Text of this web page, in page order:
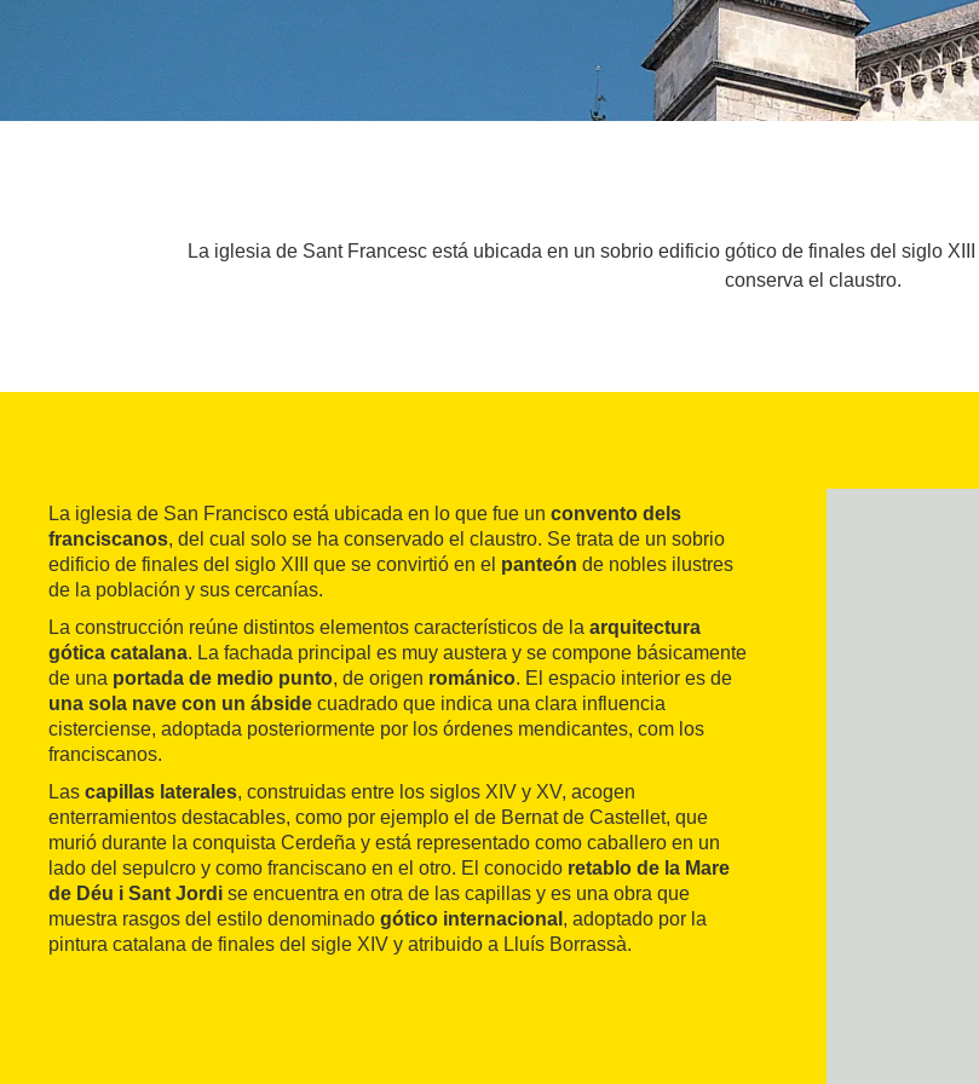
La iglesia de Sant Francesc está ubicada en un sobrio edificio gótico de finales del siglo
conserva el claustro.
La iglesia de San Francisco está ubicada en lo que fue un convento dels
franciscanos, del cual solo se ha conservado el claustro. Se trata de un sobrio
edificio de finales del siglo XIII que se convirtió en el panteón de nobles ilustres
de la población y sus cercanías.
La construcción reúne distintos elementos característicos de la arquitectura
gótica catalana. La fachada principal es muy austera y se compone básicamente
de una portada de medio punto, de origen románico. El espacio interior es de
una sola nave con un ábside cuadrado que indica una clara influencia
cisterciense, adoptada posteriormente por los órdenes mendicantes, com los
franciscanos.
Las capillas laterales, construidas entre los siglos XIV y XV, acogen
enterramientos destacables, como por ejemplo el de Bernat de Castellet, que
murió durante la conquista Cerdeña y está representado como caballero en un
lado del sepulcro y como franciscano en el otro. El conocido retablo de la Mare
de Déu i Sant Jordi se encuentra en otra de las capillas y es una obra que
muestra rasgos del estilo denominado gótico internacional , adoptado por la
pintura catalana de finales del sigle XIV y atribuido a Lluís Borrassà.